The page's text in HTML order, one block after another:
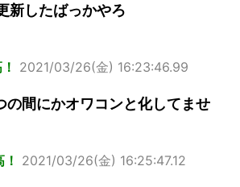
新したばっかやろ
2021/03/26(金) 16:23:46.99
の間にかオワコンと化してませ
2021/03/26(金) 16:25:47.12